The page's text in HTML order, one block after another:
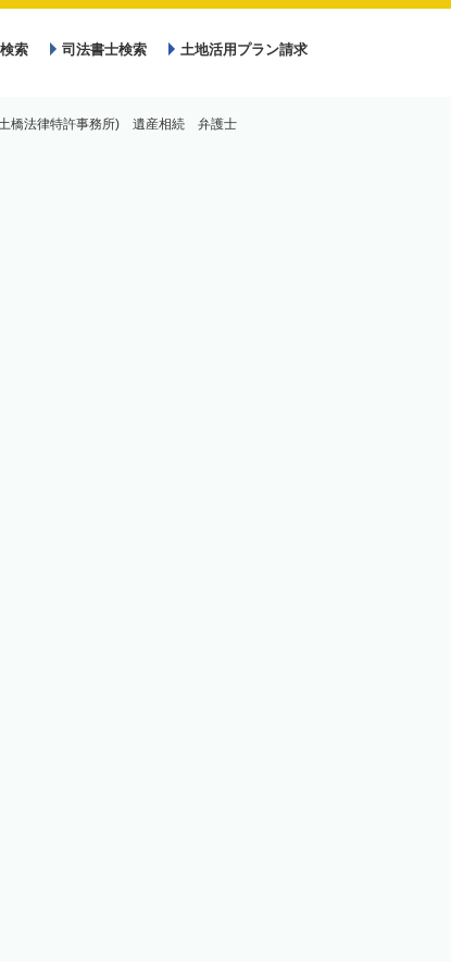
索 司法書士検索 土地活用プラン請求
土橋法律特許事務所) 遺産相続 弁護士